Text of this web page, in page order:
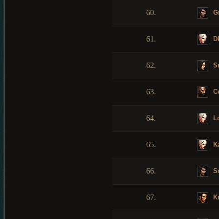
60.
61.
62.
63.
64.
65.
66.
67.